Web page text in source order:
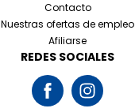
Contacto
Nuestras ofertas de empleo
Afiliarse
REDES SOCIALES